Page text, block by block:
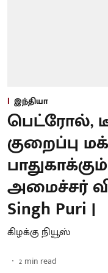
இந்தியா
பெட்ரோல்,
குறைப்பு
அமைச்சர்
Singh Puri |
கிழக்கு நியூஸ்
2 min read